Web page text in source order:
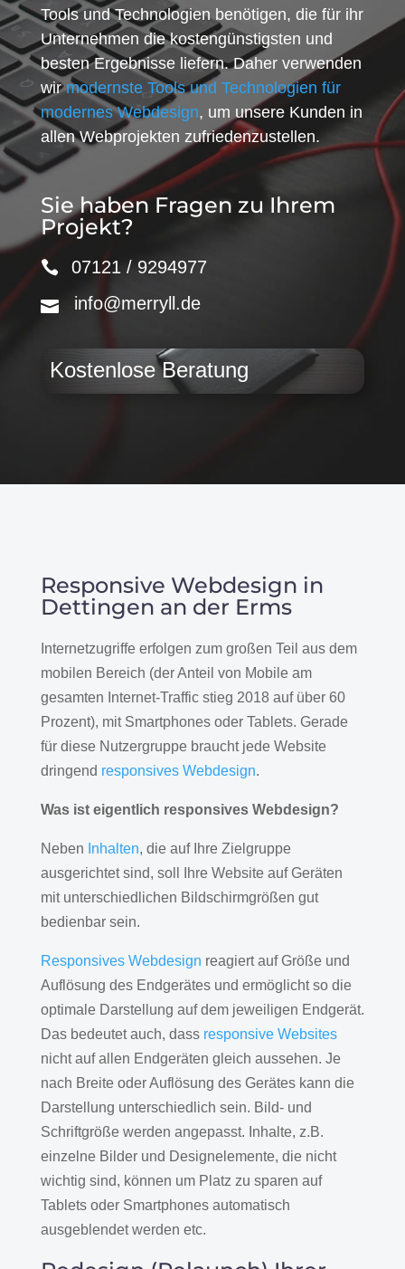
Tools und Technologien benötigen, die für ihr
Unternehmen die kostengünstigsten und
besten Ergebnisse liefern. Daher verwenden
wirmodernste Tools und Technologien für
modernes Webdesign, um unsere Kunden in
allen Webprojekten zufriedenzustellen.
Sie haben Fragen zu Ihrem
Projekt?
07121 / 9294977
info@merryll.de
Kostenlose Beratung
Responsive Webdesign in
Dettingen an der Erms
Internetzugriffe erfolgen zum großen Teil aus dem
mobilen Bereich (der Anteil von Mobile am
gesamten Internet-Traffic stieg 2018 auf über 60
Prozent), mit Smartphones oder Tablets. Gerade
für diese Nutzergruppe braucht jede Website
dringend responsives Webdesign.
Was ist eigentlich responsives Webdesign?
Neben Inhalten, die auf Ihre Zielgruppe
ausgerichtet sind, soll Ihre Website auf Geräten
mit unterschiedlichen Bildschirmgrößen gut
bedienbar sein.
Responsives Webdesign reagiert auf Größe und
Auflösung des Endgerätes und ermöglicht so die
optimale Darstellung auf dem jeweiligen Endgerät.
Das bedeutet auch, dass responsive Websites
nicht auf allen Endgeräten gleich aussehen. Je
nach Breite oder Auflösung des Gerätes kann die
Darstellung unterschiedlich sein. Bild- und
Schriftgröße werden angepasst. Inhalte, z.B.
einzelne Bilder und Designelemente, die nicht
wichtig sind, können um Platz zu sparen auf
Tablets oder Smartphones automatisch
ausgeblendet werden etc.